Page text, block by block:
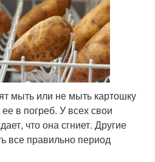
мыть или не мыть картошку
в погреб. У всех свои
что она сгниет. Другие
все правильно период